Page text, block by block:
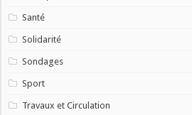
Santé
Solidarité
Sondages
Sport
Travaux et Circulation